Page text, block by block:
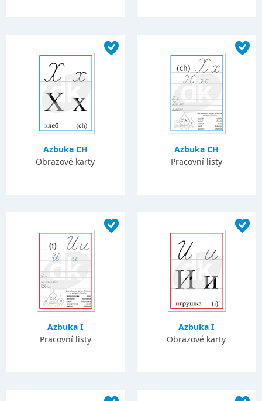
Azbuka CH
Obrazové karty
Azbuka CH
Pracovní listy
Azbuka I
Pracovní listy
Azbuka I
Obrazové karty